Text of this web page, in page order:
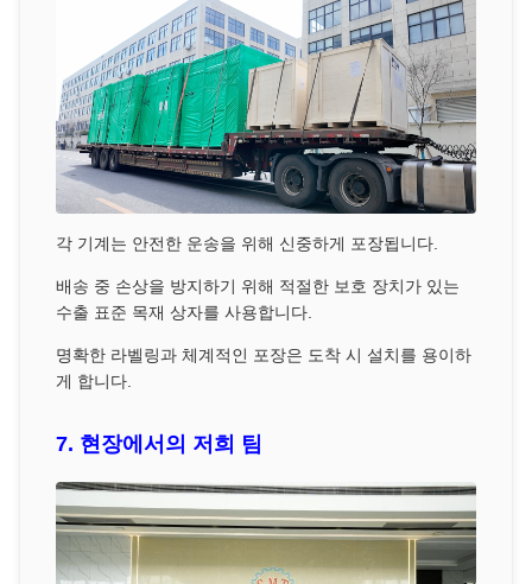
각 기계는 안전한 운송을 위해 신중하게 포장됩니다.
배송 중 손상을 방지하기 위해 적절한 보호 장치가 있는
수출 표준 목재 상자를 사용합니다.
명확한 라벨링과 체계적인 포장은 도착 시 설치를 용이하
게 합니다.
7. 현장에서의 저희 팀